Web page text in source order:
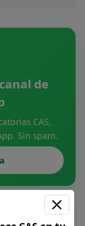
de
CAS,
Sin spam.
de las